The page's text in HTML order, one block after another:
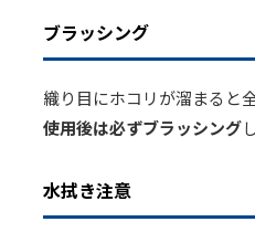
ブラッシング
織り目にホコリが溜まると
使用後は必ずブラッシング
水拭き注意